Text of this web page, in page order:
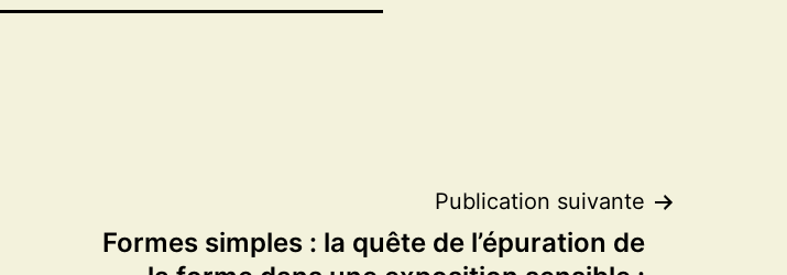
Publication suivante
Formes simples : la quête de l’épuration de